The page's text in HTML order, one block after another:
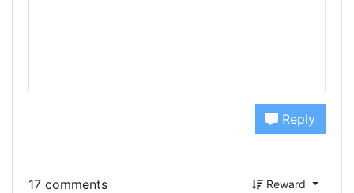
Reply
17 comments Reward